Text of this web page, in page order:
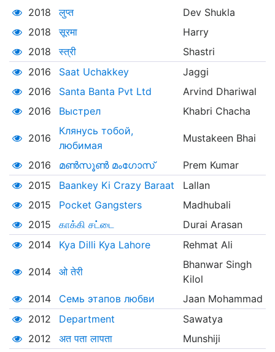
2018
लुप्त
Dev Shukla
2018
सूरमा
Harry
2018
स्त्री
Shastri
2016
Saat Uchakkey
Jaggi
2016
Santa Banta Pvt Ltd
Arvind Dhariwal
2016
Выстрел Khabri Chacha
2016
Клянусь тобой,
любимая
Mustakeen Bhai
2016 മൺസൂൺ മംഗോസ്
Prem Kumar
2015
Baankey Ki Crazy Baraat
Lallan
2015
Pocket Gangsters
Madhubali
2015
காக்கி சட்டை
Durai Arasan
2014
Kya Dilli Kya Lahore Rehmat Ali
2014 ओ तेरी
Bhanwar Singh
Kilol
2014
Семь этапов любви
Jaan Mohammad
2012
Department
Sawatya
2012
अत पता लापता
Munshiji